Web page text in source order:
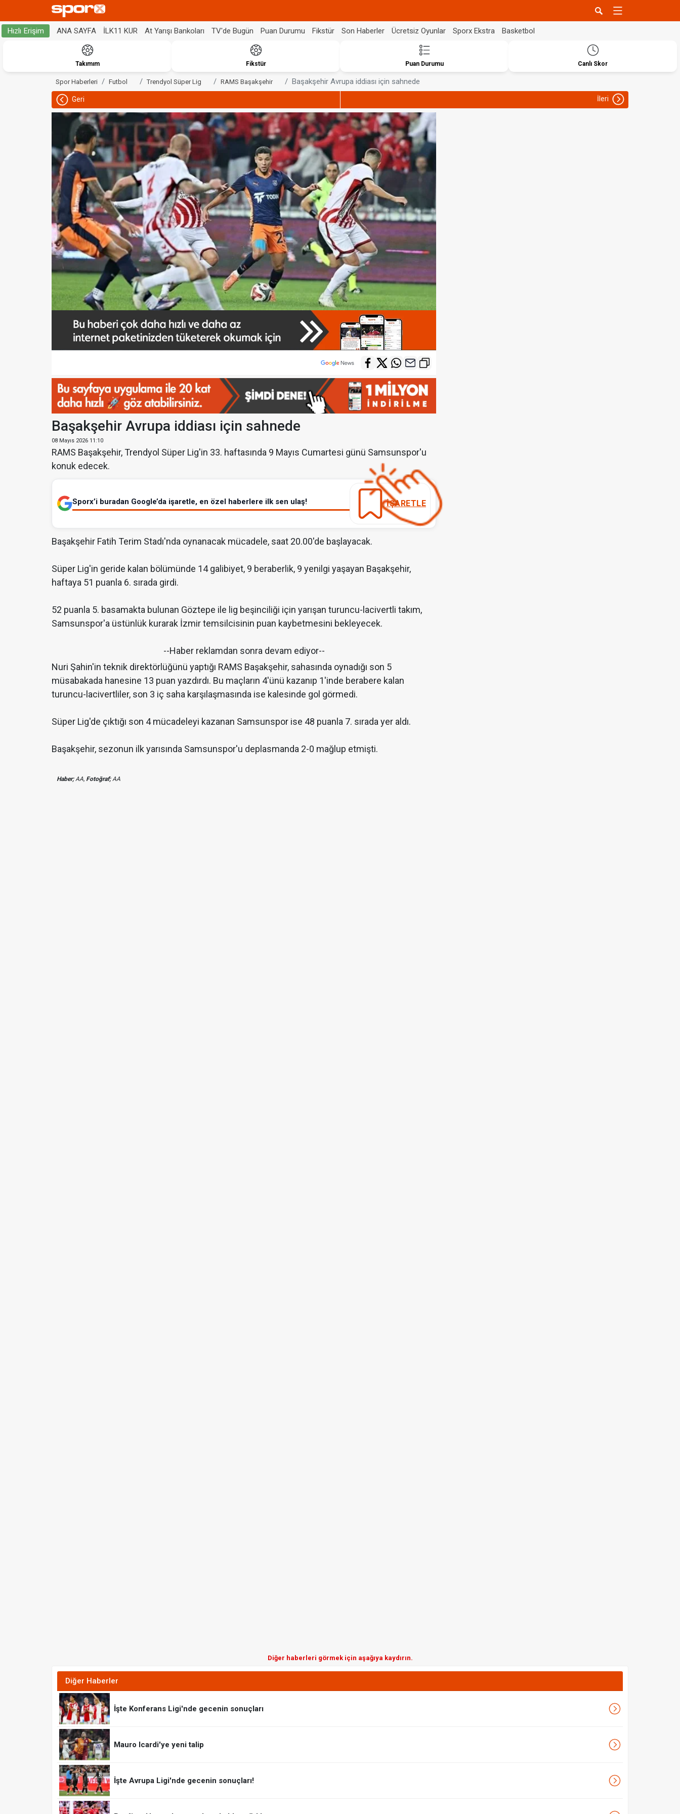
Hızlı Erişim ANA SAYFA İLK11 KUR At Yarışı Bankoları TV'de Bugün Puan Durumu Fikstür Son Haberler Ücretsiz Oyunlar Sporx Ekstra Basketbol
Takımım Fikstür Puan Durumu Canlı Skor
Spor Haberleri Futbol Trendyol Süper Lig RAMS Başakşehir Başakşehir Avrupa iddiası için sahnede
Geri İleri
Başakşehir Avrupa iddiası için sahnede
08 Mayıs 2026 11:10
RAMS Başakşehir, Trendyol Süper Lig'in 33. haftasında 9 Mayıs Cumartesi günü Samsunspor'u
konuk edecek.
Sporx’i buradan Google’da işaretle, en özel haberlere ilk sen ulaş! İŞARETLE
Başakşehir Fatih Terim Stadı'nda oynanacak mücadele, saat 20.00'de başlayacak.
Süper Lig'in geride kalan bölümünde 14 galibiyet, 9 beraberlik, 9 yenilgi yaşayan Başakşehir,
haftaya 51 puanla 6. sırada girdi.
52 puanla 5. basamakta bulunan Göztepe ile lig beşinciliği için yarışan turuncu-lacivertli takım,
Samsunspor'a üstünlük kurarak İzmir temsilcisinin puan kaybetmesini bekleyecek.
--Haber reklamdan sonra devam ediyor--
Nuri Şahin'in teknik direktörlüğünü yaptığı RAMS Başakşehir, sahasında oynadığı son 5
müsabakada hanesine 13 puan yazdırdı. Bu maçların 4'ünü kazanıp 1'inde berabere kalan
turuncu-lacivertliler, son 3 iç saha karşılaşmasında ise kalesinde gol görmedi.
Süper Lig'de çıktığı son 4 mücadeleyi kazanan Samsunspor ise 48 puanla 7. sırada yer aldı.
Başakşehir, sezonun ilk yarısında Samsunspor'u deplasmanda 2-0 mağlup etmişti.
Haber;AA, Fotoğraf;AA
Diğer haberleri görmek için aşağıya kaydırın.
Diğer Haberler
İşte Konferans Ligi'nde gecenin sonuçları
Mauro Icardi'ye yeni talip
İşte Avrupa Ligi'nde gecenin sonuçları!